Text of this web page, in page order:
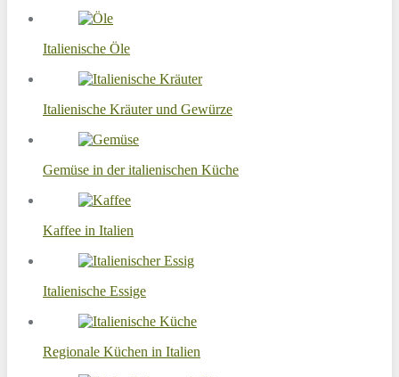
Italienische Öle
Italienische Kräuter und Gewürze
Gemüse in der italienischen Küche
Kaffee in Italien
Italienische Essige
Regionale Küchen in Italien